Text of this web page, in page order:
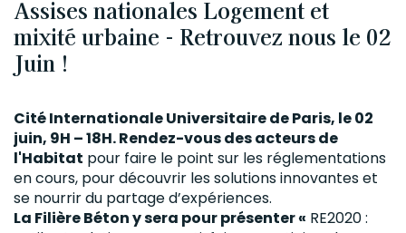
Assises nationales Logement et
mixité urbaine - Retrouvez nous le 02
Juin !
Cité Internationale Universitaire de Paris, le 02
juin, 9H – 18H. Rendez-vous des acteurs de
l'Habitat pour faire le point sur les réglementations
en cours, pour découvrir les solutions innovantes et
se nourrir du partage d’expériences.
La Filière Béton y sera pour présenter « RE2020 :